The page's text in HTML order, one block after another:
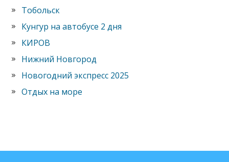
Тобольск
Кунгур на автобусе 2 дня
КИРОВ
Нижний Новгород
Новогодний экспресс 2025
Отдых на море